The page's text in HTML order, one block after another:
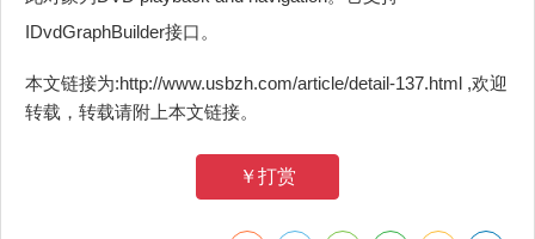
IDvdGraphBuilder接口。
本文链接为:http://www.usbzh.com/article/detail-137.html ,欢迎
转载，转载请附上本文链接。
￥打赏